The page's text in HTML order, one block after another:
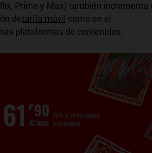
Prime y Max) también incrementa
detarifa móvil como en el
plataformas de contenidos.